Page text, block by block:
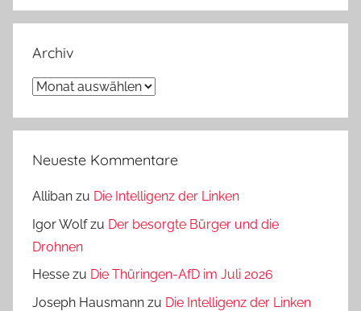
Archiv
Archiv
Neueste Kommentare
Alliban zu Die Intelligenz der Linken
Igor Wolfzu Der besorgte Bürger und die
Drohnen
Hesse zu Die Thüringen-AfD im Juli 2026
Joseph Hausmann zu Die Intelligenz der Linken